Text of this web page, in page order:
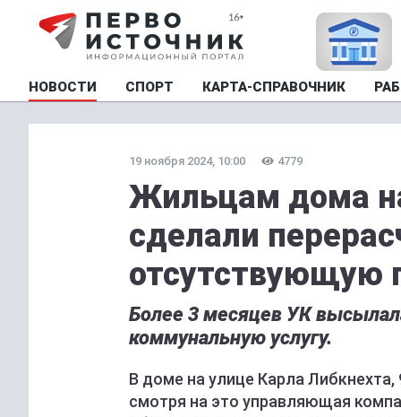
НОВОСТИ СПОРТ КАРТА-СПРАВОЧНИК
19 ноября 2024, 10:00 4779
Жильцам дома
сделали
отсутствующую
Более 3 месяцев УК
коммунальную услугу.
В доме на улице Карла
смотря на это управляющая